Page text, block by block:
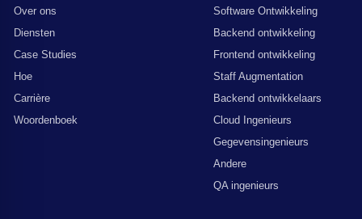
Over ons
Diensten
Case Studies
Hoe
Carrière
Woordenboek
Software Ontwikkeling
Backend ontwikkeling
Frontend ontwikkeling
Staff Augmentation
Backend ontwikkelaars
Cloud Ingenieurs
Gegevensingenieurs
Andere
QA ingenieurs